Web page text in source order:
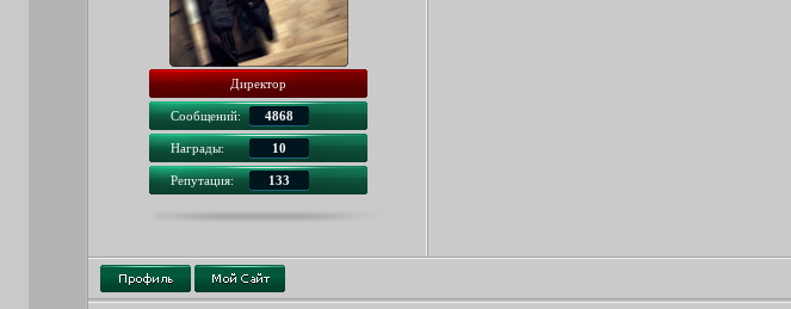
Директор
Сообщений: 4868
Награды: 10
Репутация: 133